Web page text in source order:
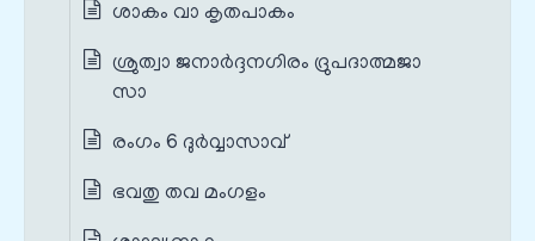
ശാകം വാ കൃതപാകം
ശ്രുത്വാ ജനാര്‍ദ്ദനഗിരം ദ്രുപദാത്മജാ
സാ
രംഗം 6 ദുർവ്വാസാവ്
ഭവതു തവ മംഗളം